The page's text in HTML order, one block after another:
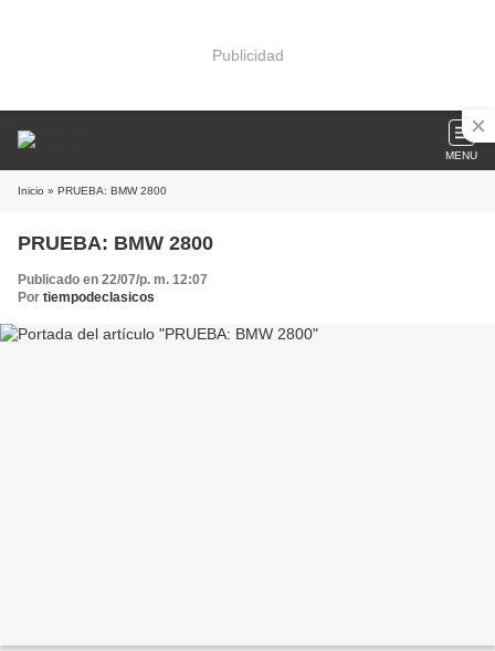
Publicidad
MENU
Inicio » PRUEBA: BMW 2800
PRUEBA: BMW 2800
Publicado en 22/07/p. m. 12:07
Por tiempodeclasicos